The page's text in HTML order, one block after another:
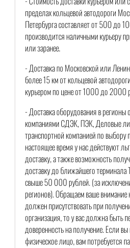
пределах кольцевой автодороги
Петербурга составляет от 500 до
производится наличными курьеру
или заранее.
- Доставка по Московской или
более 15 км от кольцевой
курьером по цене от 1000 до 2000
- Доставка оборудования в регионы
компаниями СДЭК, ПЭК, Деловые
транспортной компанией по выбору
настоящее время у нас действуют
доставку, а также возможность
доставку до ближайшего терминала
свыше 50 000 рублей. (за
регионов). Обращаем ваше
должен присутствовать при
организация, то у вас должна быть
доверенность на получение. Если вы
физическое лицо, вам потребуется